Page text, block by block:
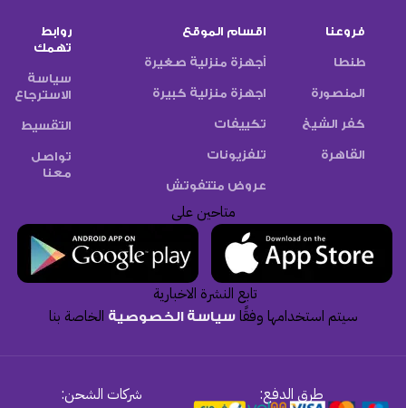
فروعنا
طنطا
المنصورة
كفر الشيخ
القاهرة
اقسام الموقع
أجهزة منزلية صغيرة
اجهزة منزلية كبيرة
تكييفات
تلفزيونات
عروض متتفوتش
روابط
تهمك
سياسة
الاسترجاع
التقسيط
تواصل
معنا
متاحين على
تابع النشرة الاخبارية
سيتم استخدامها وفقًاسياسة الخصوصية الخاصة بنا
طرق الدفع: شركات الشحن: